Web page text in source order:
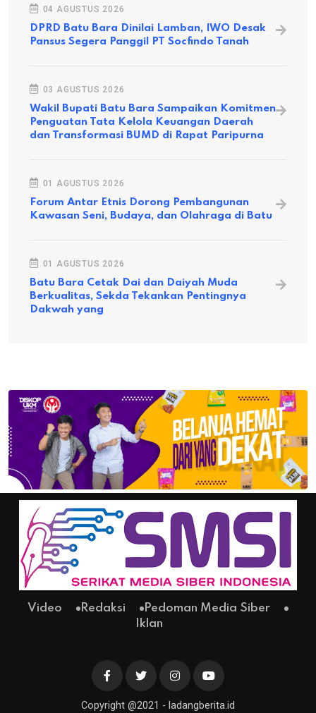
04 AGUSTUS 2026
DPRD Batu Bara Dinilai Lamban, IWO Desak
Pansus Segera Panggil PT Socfindo Tanah
03 AGUSTUS 2026
Wakil Bupati Batu Bara Sampaikan Komitmen
Penguatan Tata Kelola Keuangan Daerah
dan Transformasi BUMD di Rapat Paripurna
01 AGUSTUS 2026
Forum Antar Etnis Dorong Pembangunan
Kawasan Seni, Budaya, dan Olahraga di Batu
01 AGUSTUS 2026
Batu Bara Cetak Dai dan Daiyah Muda
Berkualitas, Sekda Tekankan Pentingnya
Dakwah yang
Video Redaksi
Pedoman Media Siber
Iklan
Copyright @2021 - ladangberita.id